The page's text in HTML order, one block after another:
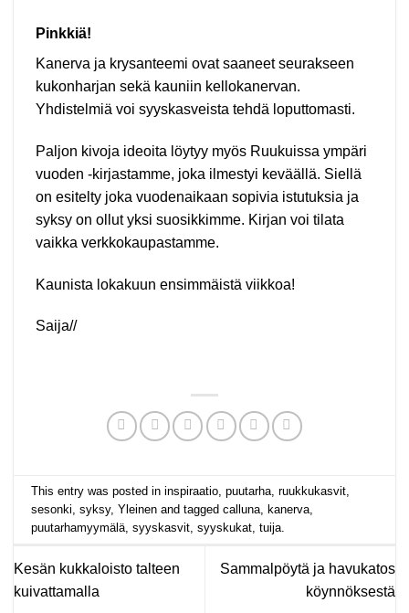
Pinkkiä!
Kanerva ja krysanteemi ovat saaneet seurakseen
kukonharjan sekä kauniin kellokanervan.
Yhdistelmiä voi syyskasveista tehdä loputtomasti.
Paljon kivoja ideoita löytyy myös Ruukuissa ympäri
vuoden -kirjastamme, joka ilmestyi keväällä. Siellä
on esitelty joka vuodenaikaan sopivia istutuksia ja
syksy on ollut yksi suosikkimme. Kirjan voi tilata
vaikka verkkokaupastamme.
Kaunista lokakuun ensimmäistä viikkoa!
Saija//
This entry was posted ininspiraatio ,puutarha ,ruukkukasvit
sesonki ,syksy,Yleinen and taggedcalluna ,kanerva
puutarhamyymälä ,syyskasvit ,syyskukat ,tuija
Kesän kukkaloisto talteen
kuivattamalla
Sammalpöytä ja havukatos
köynnöksestä